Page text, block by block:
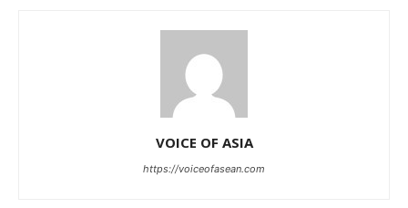
VOICE OF ASIA
https://voiceofasean.com